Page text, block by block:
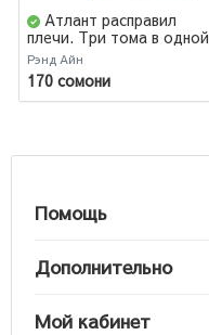
Атлант расправил
плечи. Три тома в одной
книге
Рэнд Айн
170 сомони
Помощь
Дополнительно
Мой кабинет